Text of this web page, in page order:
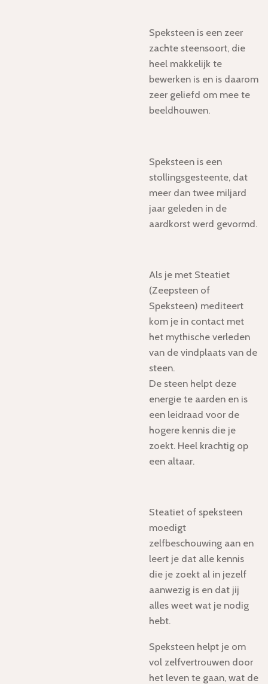
Speksteen is een zeer
zachte steensoort, die
heel makkelijk te
bewerken is en is daarom
zeer geliefd om mee te
beeldhouwen.
Speksteen is een
stollingsgesteente, dat
meer dan twee miljard
jaar geleden in de
aardkorst werd gevormd.
Als je met Steatiet
(Zeepsteen of
Speksteen) mediteert
kom je in contact met
het mythische verleden
van de vindplaats van de
steen.
De steen helpt deze
energie te aarden en is
een leidraad voor de
hogere kennis die je
zoekt. Heel krachtig op
een altaar.
Steatiet of speksteen
moedigt
zelfbeschouwing aan en
leert je dat alle kennis
die je zoekt al in jezelf
aanwezig is en dat jij
alles weet wat je nodig
hebt.
Speksteen helpt je om
vol zelfvertrouwen door
het leven te gaan, wat de